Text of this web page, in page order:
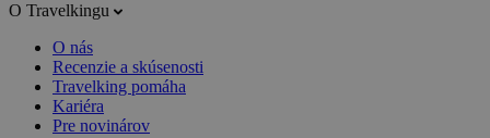
O Travelkingu
O nás
Recenzie a skúsenosti
Travelking pomáha
Kariéra
Pre novinárov